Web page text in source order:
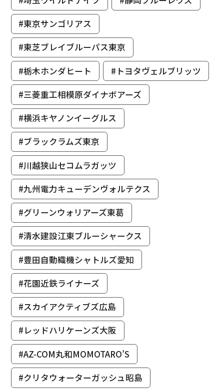
#東京サンゴリアス
#東芝ブレイブルーパス東京
#栃木ホンダヒート
#トヨタヴェルブリッツ
#三菱重工相模原ダイナボアーズ
#横浜キヤノンイーグルス
#ブラックラムズ東京
#川越狭山セコムラガッツ
#九州電力キューデンヴォルテクス
#グリーンウォリアーズ東葛
#清水建設江東ブルーシャークス
#豊田自動織機シャトルズ愛知
#花園近鉄ライナーズ
#スカイアクティブズ広島
#レッドハリケーンズ大阪
#AZ-COM丸和MOMOTARO’S
#クリタウォーターガッシュ昭島